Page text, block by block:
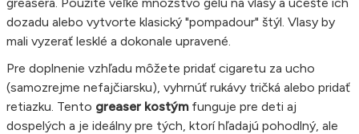
dozadu alebo vytvorte klasický "pompadour" štýl. Vlasy by
mali vyzerať lesklé a dokonale upravené.
Pre doplnenie vzhľadu môžete pridať cigaretu za ucho
(samozrejme nefajčiarsku), vyhrnúť rukávy tričká alebo pridať
retiazku. Tento greaser kostýmfunguje pre deti aj
dospelých a je ideálny pre tých, ktorí hľadajú pohodlný, ale